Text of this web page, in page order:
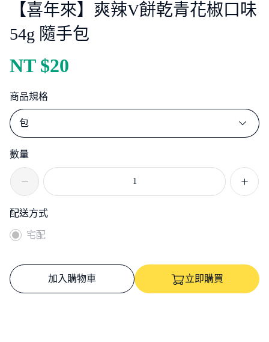
【喜年來】爽辣V餅乾青花椒口味
54g 隨手包
NT $20
商品規格
包
數量
配送方式
宅配
加入購物車 立即購買